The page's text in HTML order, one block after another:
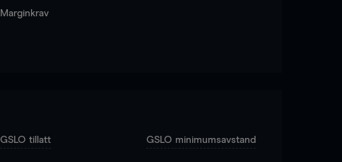
Marginkrav
GSLO tillatt GSLO minimumsavstand